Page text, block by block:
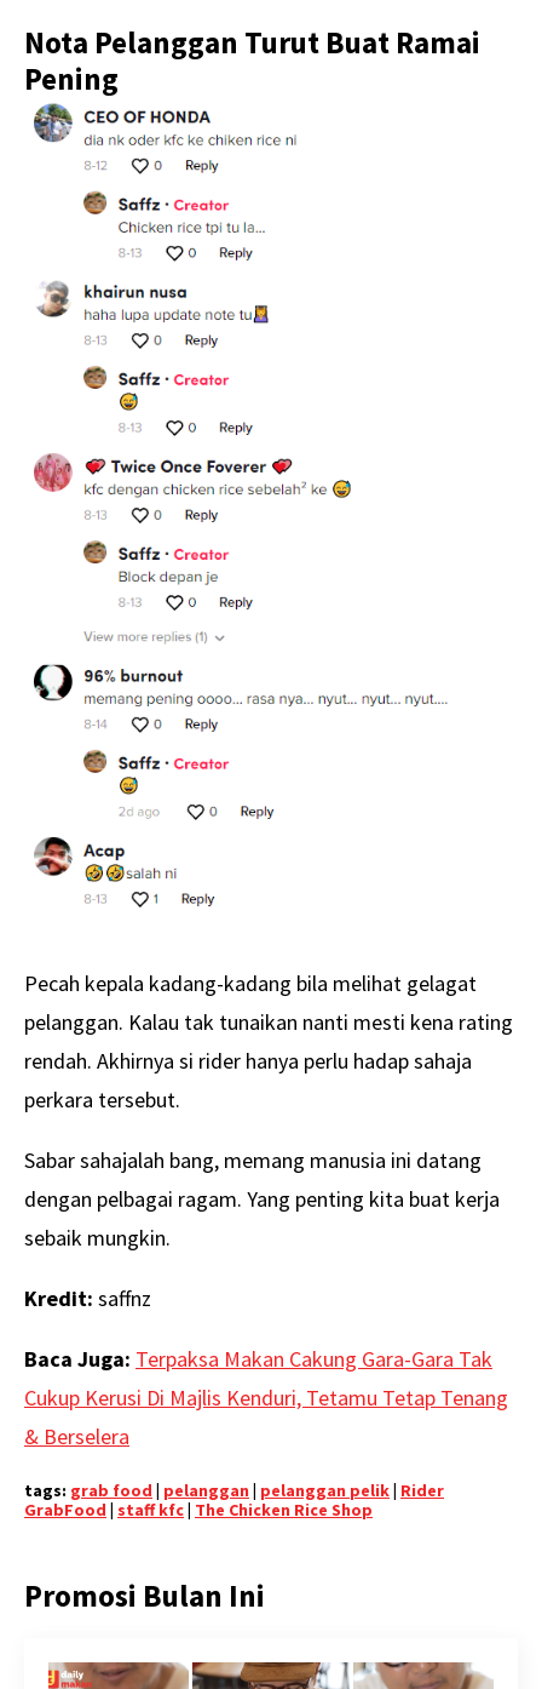
Nota Pelanggan Turut Buat Ramai
Pening
Pecah kepala kadang-kadang bila melihat gelagat
pelanggan. Kalau tak tunaikan nanti mesti kena rating
rendah. Akhirnya si rider hanya perlu hadap sahaja
perkara tersebut.
Sabar sahajalah bang, memang manusia ini datang
dengan pelbagai ragam. Yang penting kita buat kerja
sebaik mungkin.
Kredit: saffnz
Baca Juga: Terpaksa Makan Cakung Gara-Gara Tak
Cukup Kerusi Di Majlis Kenduri, Tetamu Tetap Tenang
& Berselera
tags: grab food | pelanggan | pelanggan pelik| Rider
GrabFood | staff kfc| The Chicken Rice Shop
Promosi Bulan Ini